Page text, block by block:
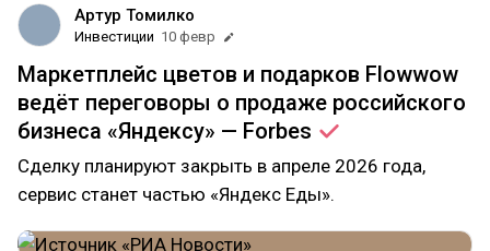
Артур Томилко
Инвестиции 10 февр
Маркетплейс цветов и подарков Flowwow
ведёт переговоры о продаже российского
бизнеса «Яндексу» — Forbes
Сделку планируют закрыть в апреле 2026 года,
сервис станет частью «Яндекс Еды».